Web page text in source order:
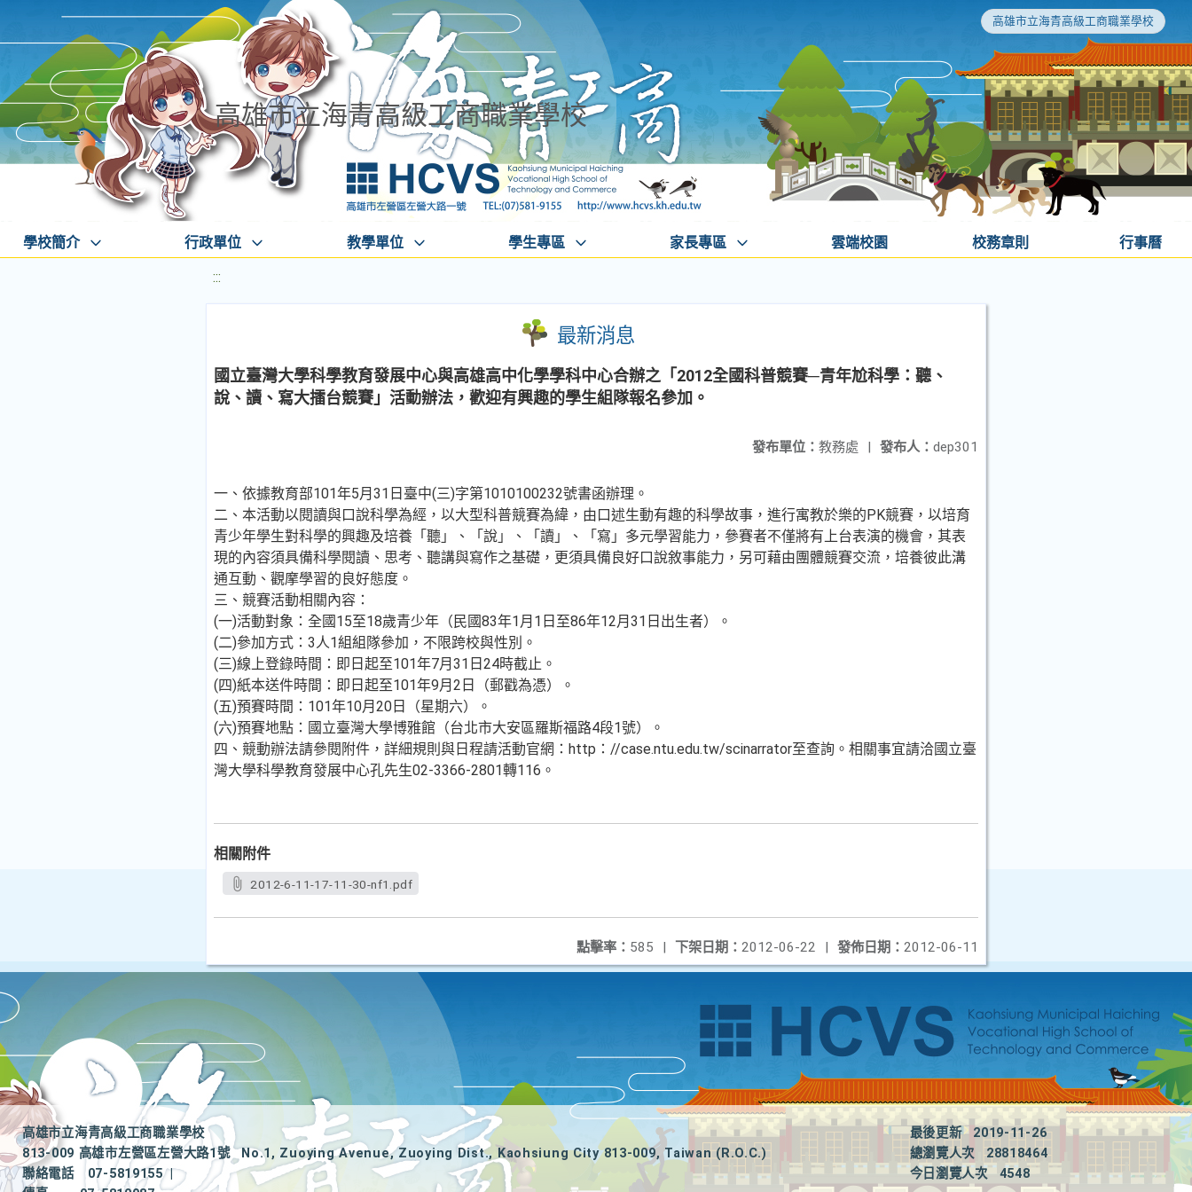
高雄市立海青高級工商職業學校
高雄市立海青高級工商職業學校
學校簡介 行政單位 教學單位 學生專區 家長專區 雲端校園 校務章則 行事曆
:::
最新消息
國立臺灣大學科學教育發展中心與高雄高中化學學科中心合辦之「2012全國科普競賽─青年尬科學：聽、
說、讀、寫大擂台競賽」活動辦法，歡迎有興趣的學生組隊報名參加。
發布人： dep301
發布單位： 教務處 |
一、依據教育部101年5月31日臺中(三)字第1010100232號書函辦理。
二、本活動以閱讀與口說科學為經，以大型科普競賽為緯，由口述生動有趣的科學故事，進行寓教於樂的PK競賽，以培育
青少年學生對科學的興趣及培養「聽」、「說」、「讀」、「寫」多元學習能力，參賽者不僅將有上台表演的機會，其表
現的內容須具備科學閱讀、思考、聽講與寫作之基礎，更須具備良好口說敘事能力，另可藉由團體競賽交流，培養彼此溝
通互動、觀摩學習的良好態度。
三、競賽活動相關內容：
(一)活動對象：全國15至18歲青少年（民國83年1月1日至86年12月31日出生者）。
(二)參加方式：3人1組組隊參加，不限跨校與性別。
(三)線上登錄時間：即日起至101年7月31日24時截止。
(四)紙本送件時間：即日起至101年9月2日（郵戳為憑）。
(五)預賽時間：101年10月20日（星期六）。
(六)預賽地點：國立臺灣大學博雅館（台北市大安區羅斯福路4段1號）。
四、競動辦法請參閱附件，詳細規則與日程請活動官網：http：//case.ntu.edu.tw/scinarrator至查詢。相關事宜請洽國立臺
灣大學科學教育發展中心孔先生02-3366-2801轉116。
相關附件
2012-6-11-17-11-30-nf1.pdf
發佈日期： 2012-06-11
下架日期： 2012-06-22 |
點擊率： 585 |
高雄市立海青高級工商職業學校
813-009 高雄市左營區左營大路1號
No.1, Zuoying Avenue, Zuoying Dist., Kaohsiung City 813-009, Taiwan (R.O.C.)
聯絡電話
07-5819155
|
最後更新
2019-11-26
總瀏覽人次
28818464
今日瀏覽人次
4548